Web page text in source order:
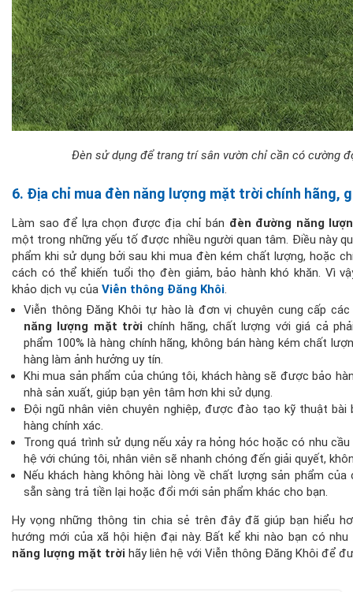
Đèn sử dụng để trang trí sân vườn chỉ cần có cường
6. Địa chỉ mua đèn năng lượng mặt trời chính hãng,
Làm sao để lựa chọn được địa chỉ bán đèn đường năng
một trong những yếu tố được nhiều người quan tâm. Điều này
phẩm khi sử dụng bởi sau khi mua đèn kém chất lượng, hoặc
cách có thể khiến tuổi thọ đèn giảm, bảo hành khó khăn. Vì
khảo dịch vụ của Viễn thông Đăng Khôi.
Viễn thông Đăng Khôi tự hào là đơn vị chuyên cung cấp
năng lượng mặt trời chính hãng, chất lượng với giá cả
phẩm 100% là hàng chính hãng, không bán hàng kém chất
hàng làm ảnh hưởng uy tín.
Khi mua sản phẩm của chúng tôi, khách hàng sẽ được bảo
nhà sản xuất, giúp bạn yên tâm hơn khi sử dụng.
Đội ngũ nhân viên chuyên nghiệp, được đào tạo kỹ thuật
hàng chính xác.
Trong quá trình sử dụng nếu xảy ra hỏng hóc hoặc có nhu
hệ với chúng tôi, nhân viên sẽ nhanh chóng đến giải quyết,
Nếu khách hàng không hài lòng về chất lượng sản phẩm
sẵn sàng trả tiền lại hoặc đổi mới sản phẩm khác cho bạn.
Hy vọng những thông tin chia sẻ trên đây đã giúp bạn hiểu
hướng mới của xã hội hiện đại này. Bất kể khi nào bạn có
năng lượng mặt trời hãy liên hệ với Viễn thông Đăng Khôi để